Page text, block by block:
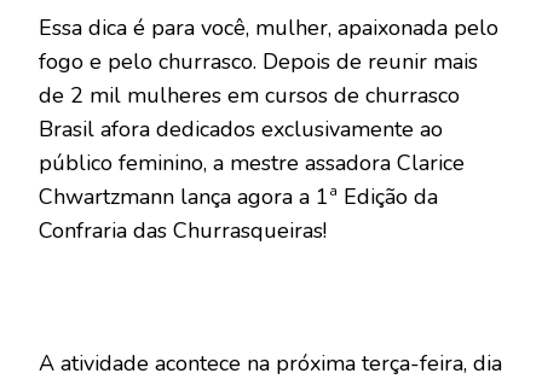
Essa dica é para você, mulher, apaixonada pelo
fogo e pelo churrasco. Depois de reunir mais
de 2 mil mulheres em cursos de churrasco
Brasil afora dedicados exclusivamente ao
público feminino, a mestre assadora Clarice
Chwartzmann lança agora a 1ª Edição da
Confraria das Churrasqueiras!
A atividade acontece na próxima terça-feira, dia